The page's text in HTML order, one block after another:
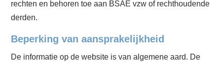
rechten en behoren toe aan BSAE vzw of rechthoudende
derden.
Beperking van aansprakelijkheid
De informatie op de website is van algemene aard. De